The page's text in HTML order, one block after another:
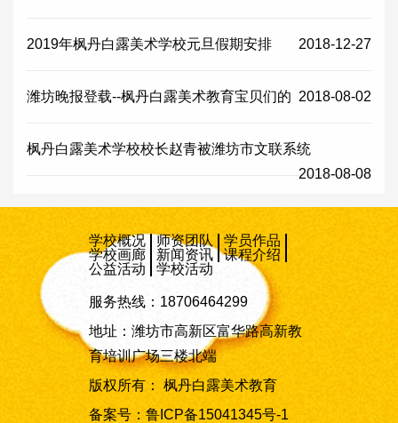
2019年枫丹白露美术学校元旦假期安排 2018-12-27
潍坊晚报登载--枫丹白露美术教育宝贝们的 2018-08-02
枫丹白露美术学校校长赵青被潍坊市文联系统
2018-08-08
学校概况 师资团队
学员作品
学校画廊
新闻资讯
课程介绍
公益活动
学校活动
服务热线：18706464299
地址：潍坊市高新区富华路高新教
育培训广场三楼北端
版权所有： 枫丹白露美术教育
备案号： 鲁ICP备15041345号-1